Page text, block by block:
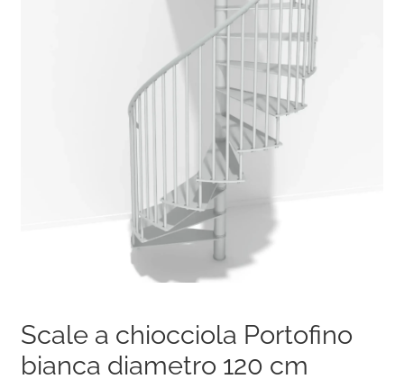
Scale a chiocciola Portofino
bianca diametro 120 cm